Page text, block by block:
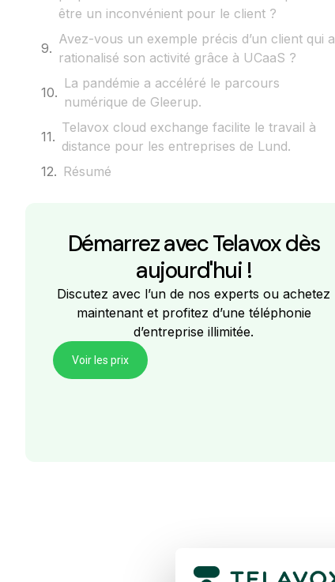
être un inconvénient pour le client ?
Avez-vous un exemple précis d’un client qui a
rationalisé son activité grâce à UCaaS ?
La pandémie a accéléré le parcours
numérique de Gleerup.
Telavox cloud exchange facilite le travail à
distance pour les entreprises de Lund.
Résumé
Démarrez avec Telavox dès
aujourd'hui !
Discutez avec l’un de nos experts ou achetez
maintenant et profitez d’une téléphonie
d’entreprise illimitée.
Voir les prix